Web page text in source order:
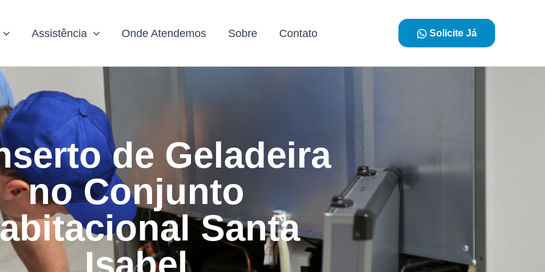
Assistência Onde Atendemos Sobre Contato Solicite Já
de Geladeira
no Conjunto
Santa